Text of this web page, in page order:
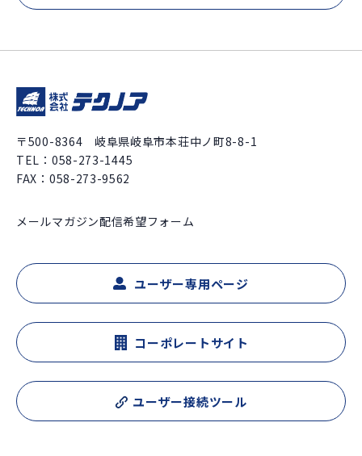
〒500-8364 岐阜県岐阜市本荘中ノ町8-8-1
TEL： 058-273-1445
FAX：058-273-9562
メールマガジン配信希望フォーム
ユーザー専用ページ
コーポレートサイト
ユーザー接続ツール